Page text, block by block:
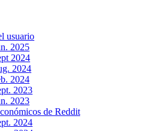
usuario
2025
2024
2024
2024
2023
2023
de Reddit
2024